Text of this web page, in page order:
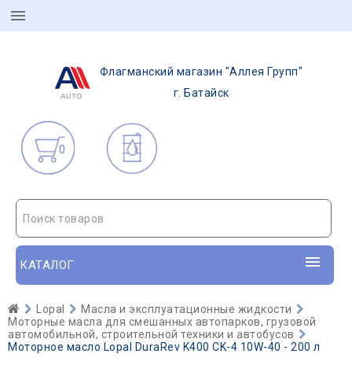
Флагманский магазин "Аллея Групп"
г. Батайск
0
Поиск товаров
КАТАЛОГ
Lopal
Масла и эксплуатационные жидкости
Моторные масла для смешанных автопарков, грузовой
автомобильной, строительной техники и автобусов
Моторное масло Lopal DuraRev K400 CK-4 10W-40 - 200 л